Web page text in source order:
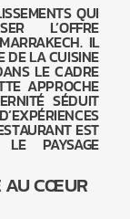
QUI
L’OFFRE
IL
DE LA CUISINE
LE CADRE
APPROCHE
SÉDUIT
EST
PAYSAGE
AU CŒUR